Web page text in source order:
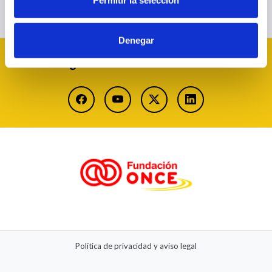
Denegar
Síguenos en redes sociales:
facebook (se abrirá nueva ventana)
youtube (se abrirá nueva ventana)
twitter-x (se abrirá nueva
linkedin (se abrirá
Política de privacidad y aviso legal